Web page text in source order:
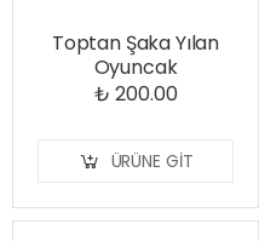
Toptan Şaka Yılan
Oyuncak
₺ 200.00
ÜRÜNE GIT